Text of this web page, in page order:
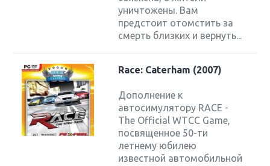
уничтожены. Вам
предстоит отомстить за
смерть близких и вернуть...
Race: Caterham (2007)
Дополнение к
автосимулятору RACE -
The Official WTCC Game,
посвященное 50-ти
летнему юбилею
известной автомобильной